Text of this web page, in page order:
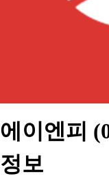
에이엔피
정보